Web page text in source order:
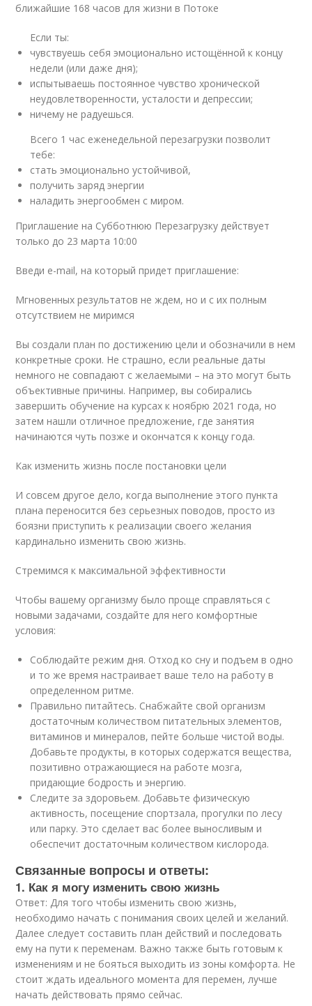
ближайшие 168 часов для жизни в Потоке
Если ты:
чувствуешь себя эмоционально истощённой к концу
недели (или даже дня);
испытываешь постоянное чувство хронической
неудовлетворенности, усталости и депрессии;
ничему не радуешься.
Всего 1 час еженедельной перезагрузки позволит
тебе:
стать эмоционально устойчивой,
получить заряд энергии
наладить энергообмен с миром.
Приглашение на Субботнюю Перезагрузку действует
только до 23 марта 10:00
Введи e-mail, на который придет приглашение:
Мгновенных результатов не ждем, но и с их полным
отсутствием не миримся
Вы создали план по достижению цели и обозначили в нем
конкретные сроки. Не страшно, если реальные даты
немного не совпадают с желаемыми – на это могут быть
объективные причины. Например, вы собирались
завершить обучение на курсах к ноябрю 2021 года, но
затем нашли отличное предложение, где занятия
начинаются чуть позже и окончатся к концу года.
Как изменить жизнь после постановки цели
И совсем другое дело, когда выполнение этого пункта
плана переносится без серьезных поводов, просто из
боязни приступить к реализации своего желания
кардинально изменить свою жизнь.
Стремимся к максимальной эффективности
Чтобы вашему организму было проще справляться с
новыми задачами, создайте для него комфортные
условия:
Соблюдайте режим дня. Отход ко сну и подъем в одно
и то же время настраивает ваше тело на работу в
определенном ритме.
Правильно питайтесь. Снабжайте свой организм
достаточным количеством питательных элементов,
витаминов и минералов, пейте больше чистой воды.
Добавьте продукты, в которых содержатся вещества,
позитивно отражающиеся на работе мозга,
придающие бодрость и энергию.
Следите за здоровьем. Добавьте физическую
активность, посещение спортзала, прогулки по лесу
или парку. Это сделает вас более выносливым и
обеспечит достаточным количеством кислорода.
Связанные вопросы и ответы:
1. Как я могу изменить свою жизнь
Ответ: Для того чтобы изменить свою жизнь,
необходимо начать с понимания своих целей и желаний.
Далее следует составить план действий и последовать
ему на пути к переменам. Важно также быть готовым к
изменениям и не бояться выходить из зоны комфорта. Не
стоит ждать идеального момента для перемен, лучше
начать действовать прямо сейчас.